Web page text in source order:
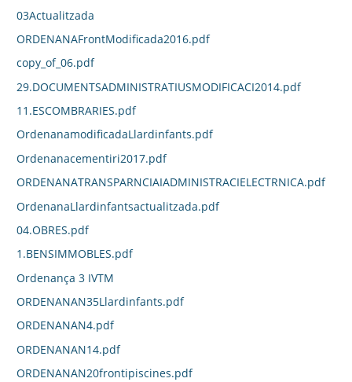
03Actualitzada
ORDENANAFrontModificada2016.pdf
copy_of_06.pdf
29.DOCUMENTSADMINISTRATIUSMODIFICACI2014.pdf
11.ESCOMBRARIES.pdf
OrdenanamodificadaLlardinfants.pdf
Ordenanacementiri2017.pdf
ORDENANATRANSPARNCIAIADMINISTRACIELECTRNICA.pdf
OrdenanaLlardinfantsactualitzada.pdf
04.OBRES.pdf
1.BENSIMMOBLES.pdf
Ordenança 3 IVTM
ORDENANAN35Llardinfants.pdf
ORDENANAN4.pdf
ORDENANAN14.pdf
ORDENANAN20frontipiscines.pdf